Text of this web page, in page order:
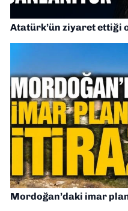
Atatürk’ün ziyaret ettiği
Mordoğan’daki imar